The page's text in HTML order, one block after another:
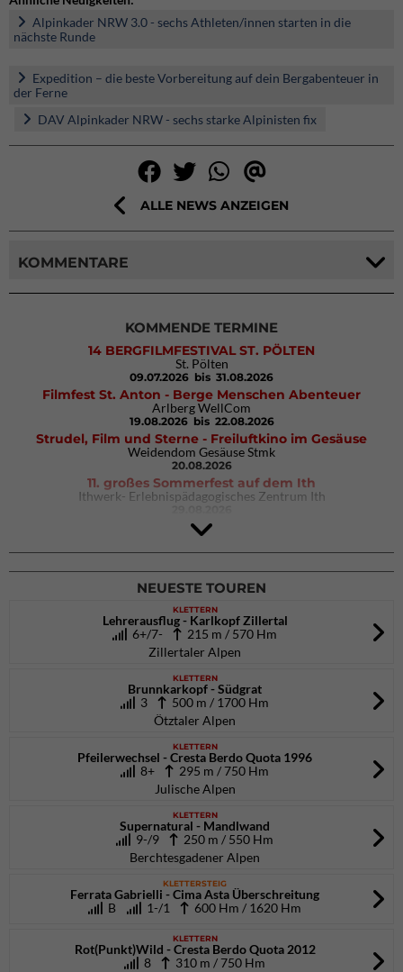
Alpinkader NRW 3.0 - sechs Athleten/innen starten in die
nächste Runde
Expedition – die beste Vorbereitung auf dein Bergabenteuer in
der Ferne
DAV Alpinkader NRW - sechs starke Alpinisten fix
ALLE NEWS ANZEIGEN
KOMMENTARE
KOMMENDE TERMINE
14 BERGFILMFESTIVAL ST. PÖLTEN
St. Pölten
09.07.2026 bis 31.08.2026
Filmfest St. Anton - Berge Menschen Abenteuer
Arlberg WellCom
19.08.2026 bis 22.08.2026
Strudel, Film und Sterne - Freiluftkino im Gesäuse
Weidendom Gesäuse Stmk
20.08.2026
11. großes Sommerfest auf dem Ith
Ithwerk- Erlebnispädagogisches Zentrum Ith
4Blocs KIDS 2026
DAV Kletter- & Boulderzentrum München Süd (Thalkirchen)
26.09.2026
NEUESTE TOUREN
KLETTERN
Lehrerausflug - Karlkopf Zillertal
6+/7-
215 m / 570 Hm
Zillertaler Alpen
KLETTERN
Brunnkarkopf - Südgrat
3
500 m / 1700 Hm
Ötztaler Alpen
KLETTERN
Pfeilerwechsel - Cresta Berdo Quota 1996
8+
295 m / 750 Hm
Julische Alpen
KLETTERN
Supernatural - Mandlwand
9-/9
250 m / 550 Hm
Berchtesgadener Alpen
KLETTERSTEIG
Ferrata Gabrielli - Cima Asta Überschreitung
B
1-/1 600 Hm / 1620 Hm
KLETTERN
Rot(Punkt)Wild - Cresta Berdo Quota 2012
8
310 m / 750 Hm